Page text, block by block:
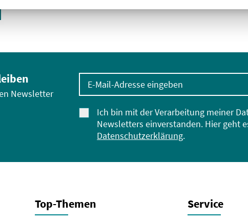
Newsletter
E-Mail-Adresse eingeben
Ich bin mit der Verarbeitung meiner
Newsletters einverstanden. Hier geht
Datenschutzerklärung.
Top-Themen Service